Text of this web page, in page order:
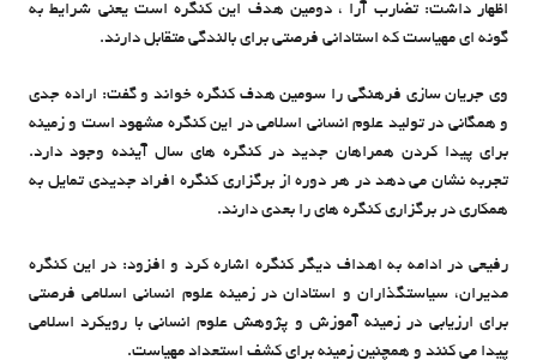
اظهار داشت: تضارب آرا ، دومین هدف این کنگره است یعنی شرایط به
گونه ای مهیاست که استادانی فرصتی برای بالندگی متقابل دارند.
وی جریان سازی فرهنگی را سومین هدف کنگره خواند و گفت: اراده جدی
و همگانی در تولید علوم انسانی اسلامی در این کنگره مشهود است و زمینه
برای پیدا کردن همراهان جدید در کنگره های سال آینده وجود دارد.
تجربه نشان می دهد در هر دوره از برگزاری کنگره افراد جدیدی تمایل به
همکاری در برگزاری کنگره های را بعدی دارند.
رفیعی در ادامه به اهداف دیگر کنگره اشاره کرد و افزود: در این کنگره
مدیران، سیاستگذاران و استادان در زمینه علوم انسانی اسلامی فرصتی
برای ارزیابی در زمینه آموزش و پژوهش علوم انسانی با رویکرد اسلامی
پیدا می کنند و همچنین زمینه برای کشف استعداد مهیاست.